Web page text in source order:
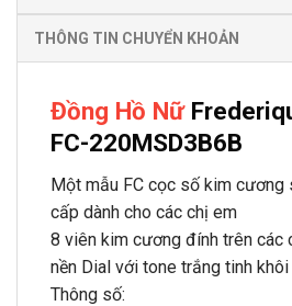
THÔNG TIN CHUYỂN KHOẢN
Đồng Hồ Nữ
FC-220MSD3B6B
Một mẫu FC cọc số kim cương
cấp dành cho các chị em
8 viên kim cương đính trên các
nền Dial với tone trắng tinh khôi
Thông số: